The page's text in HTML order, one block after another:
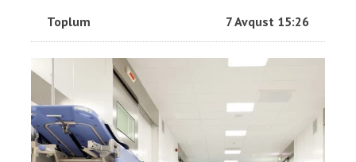
Toplum 7 Avqust 15:26